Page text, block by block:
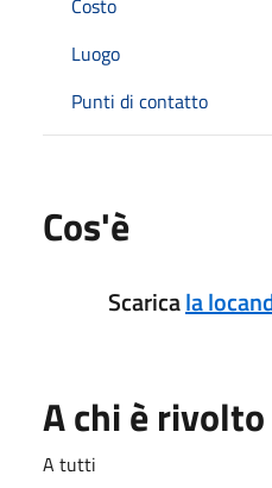
Luogo
Punti di contatto
Cos'è
Scaricala
A chi è rivolto
A tutti